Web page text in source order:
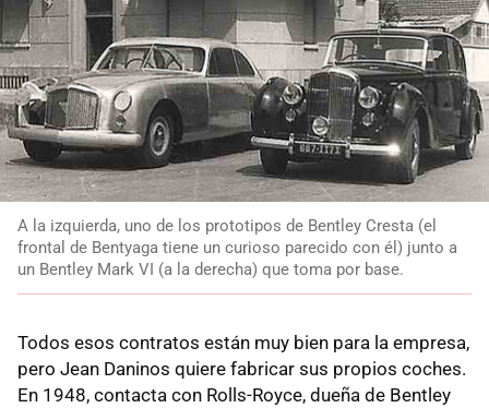
A la izquierda, uno de los prototipos de Bentley Cresta (el
frontal de Bentyaga tiene un curioso parecido con él) junto a
un Bentley Mark VI (a la derecha) que toma por base.
Todos esos contratos están muy bien para la empresa,
pero Jean Daninos quiere fabricar sus propios coches.
En 1948, contacta con Rolls-Royce, dueña de Bentley